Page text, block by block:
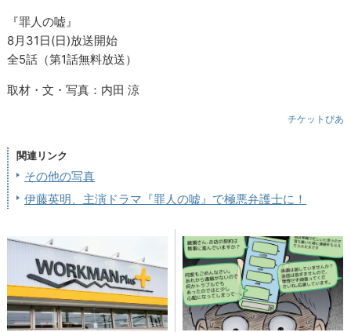
『罪人の嘘』
8月31日(日)放送開始
全5話（第1話無料放送）
取材・文・写真：内田 涼
チケットぴあ
関連リンク
その他の写真
伊藤英明、主演ドラマ『罪人の嘘』で極悪弁護士に！